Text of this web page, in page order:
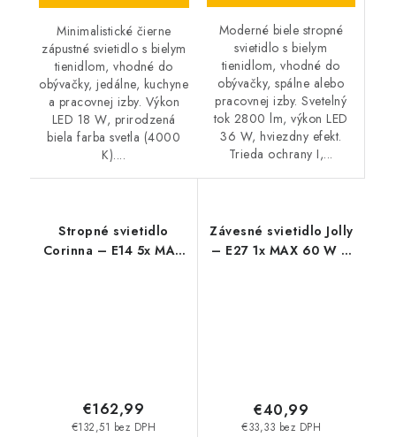
Minimalistické čierne
zápustné svietidlo s bielym
tienidlom, vhodné do
obývačky, jedálne, kuchyne
a pracovnej izby. Výkon
LED 18 W, prirodzená
biela farba svetla (4000
K)....
Moderné biele stropné
svietidlo s bielym
tienidlom, vhodné do
obývačky, spálne alebo
pracovnej izby. Svetelný
tok 2800 lm, výkon LED
36 W, hviezdny efekt.
Trieda ochrany I,...
Stropné svietidlo
Corinna – E14 5x MAX
€132,51 bez DPH
€162,99
Závesné svietidlo Jolly
– E27 1x MAX 60 W –
€33,33 bez DPH
€40,99